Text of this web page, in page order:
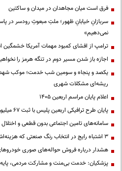
فرق است میان مجاهدان در میدان و ساکتین
سربازانِ خیابانِ ظهور؛ ملتِ مبعوثِ رودسر در
نمی‌دهیم»
ترامپ از افشای کمبود مهمات آمریکا
اجازه باز شدن مسیر دوم در تنگه هرمز را
یکصد و پنجاه و سومین شب خدمت؛ موکب
ریشه‌ای مشکلات شهری
اعلام پایان مراسم اربعین ۱۴۰۵
پایان طرح ترافیکی اربعین پلیس با ثبت ۶۷ میلیون تردد
سامانه‌های تامین اجتماعی بدون قطعی و
3 اشتباه رایج در انتخاب رنگ صنعتی که هزینه‌اش را سال‌ها می‌پردازید...
هشدار درباره فروش حواله‌های صوری
پزشکیان: خدمت بی‌منت و مشارکت مردمی،